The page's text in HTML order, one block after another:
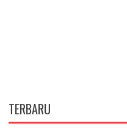
TERBARU